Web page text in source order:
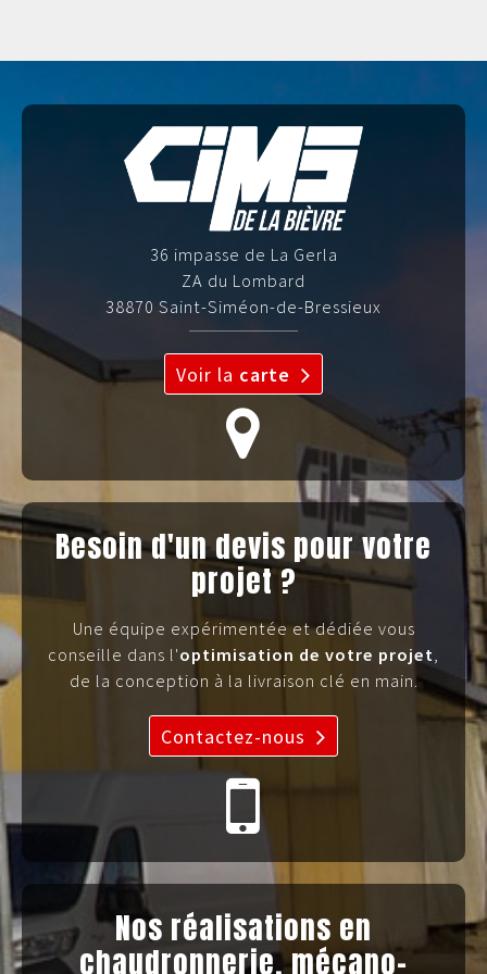
36 impasse de La Gerla
ZA du Lombard
38870 Saint-Siméon-de-Bressieux
Voir la carte
Besoin d'un devis pour votre
projet ?
Une équipe expérimentée et dédiée vous
conseille dans l'optimisation de votre projet,
de la conception à la livraison clé en main.
Contactez-nous
Nos réalisations en
chaudronnerie, mécano-